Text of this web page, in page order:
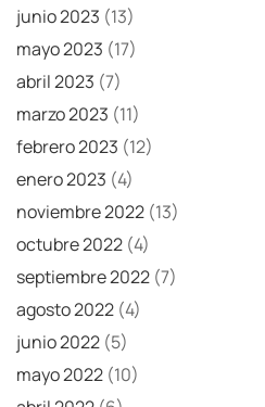
junio 2023 (13)
mayo 2023 (17)
abril 2023 (7)
marzo 2023 (11)
febrero 2023 (12)
enero 2023 (4)
noviembre 2022 (13)
octubre 2022 (4)
septiembre 2022 (7)
agosto 2022 (4)
junio 2022 (5)
mayo 2022 (10)